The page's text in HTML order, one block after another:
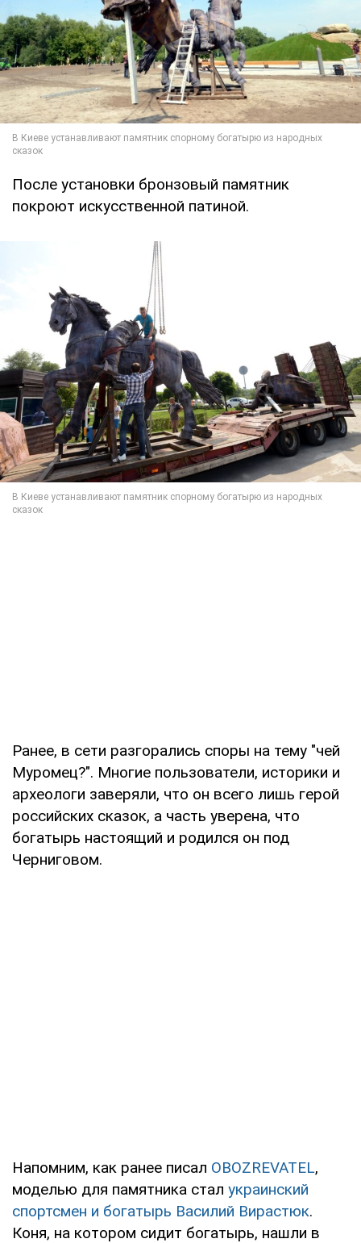
После установки бронзовый памятник
покроют искусственной патиной.
Ранее, в сети разгорались споры на тему "чей
Муромец?". Многие пользователи, историки и
археологи заверяли, что он всего лишь герой
российских сказок, а часть уверена, что
богатырь настоящий и родился он под
Черниговом.
Напомним, как ранее писал OBOZREVATEL,
моделью для памятника стал украинский
спортсмен и богатырь Василий Вирастюк.
Коня, на котором сидит богатырь, нашли в